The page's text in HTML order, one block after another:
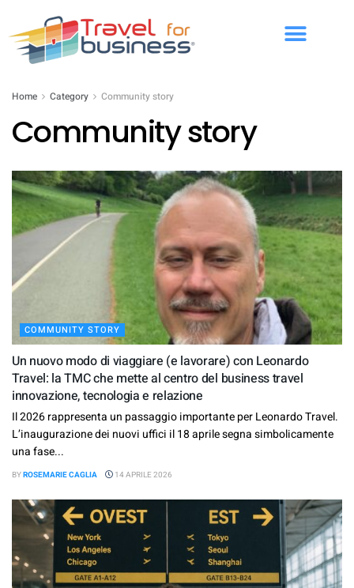
Home Category Community story
Community story
COMMUNITY STORY
Un nuovo modo di viaggiare (e lavorare) con Leonardo
Travel: la TMC che mette al centro del business travel
innovazione, tecnologia e relazione
Il 2026 rappresenta un passaggio importante per Leonardo Travel.
L’inaugurazione dei nuovi uffici il 18 aprile segna simbolicamente
una fase...
BYROSEMARIE CAGLIA 14 APRILE 2026